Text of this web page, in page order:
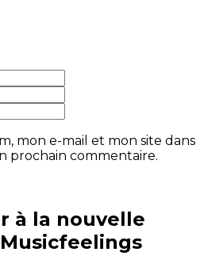
mon e-mail et mon site dans
prochain commentaire.
à la nouvelle